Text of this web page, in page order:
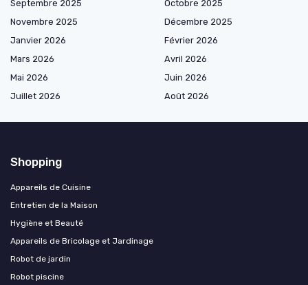
Septembre 2025
Octobre 2025
Novembre 2025
Décembre 2025
Janvier 2026
Février 2026
Mars 2026
Avril 2026
Mai 2026
Juin 2026
Juillet 2026
Août 2026
Shopping
Appareils de Cuisine
Entretien de la Maison
Hygiène et Beauté
Appareils de Bricolage et Jardinage
Robot de jardin
Robot piscine